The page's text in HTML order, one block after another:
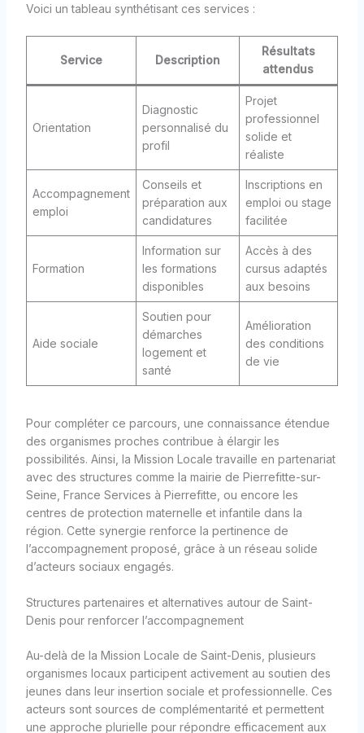
Voici un tableau synthétisant ces services :
Service Description
Résultats
attendus
Orientation
Diagnostic
personnalisé du
profil
Projet
professionnel
solide et
réaliste
Accompagnement
emploi
Conseils et
préparation aux
candidatures
Inscriptions en
emploi ou stage
facilitée
Formation
Information sur
les formations
disponibles
Accès à des
cursus adaptés
aux besoins
Aide sociale
Soutien pour
démarches
logement et
santé
Amélioration
des conditions
de vie
Pour compléter ce parcours, une connaissance étendue
des organismes proches contribue à élargir les
possibilités. Ainsi, la Mission Locale travaille en partenariat
avec des structures comme la mairie de Pierrefitte-sur-
Seine, France Services à Pierrefitte, ou encore les
centres de protection maternelle et infantile dans la
région. Cette synergie renforce la pertinence de
l’accompagnement proposé, grâce à un réseau solide
d’acteurs sociaux engagés.
Structures partenaires et alternatives autour de Saint-
Denis pour renforcer l’accompagnement
Au-delà de la Mission Locale de Saint-Denis, plusieurs
organismes locaux participent activement au soutien des
jeunes dans leur insertion sociale et professionnelle. Ces
acteurs sont sources de complémentarité et permettent
une approche plurielle pour répondre efficacement aux